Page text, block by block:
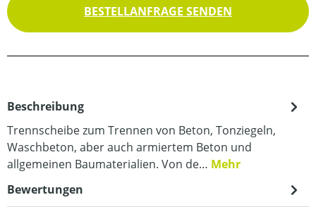
BESTELLANFRAGE SENDEN
Beschreibung
Trennscheibe zum Trennen von Beton, Tonziegeln,
Waschbeton, aber auch armiertem Beton und
allgemeinen Baumaterialien. Von de… Mehr
Bewertungen